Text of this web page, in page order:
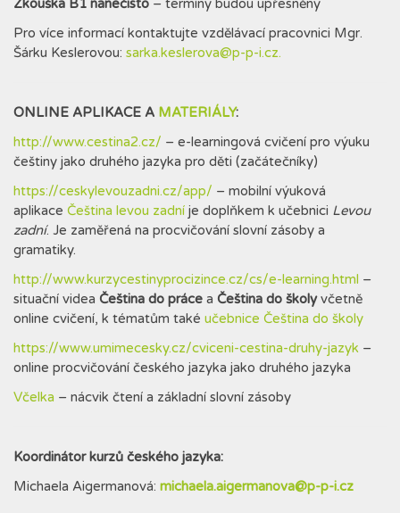
Zkouška B1 nanečisto – termíny budou upřesněny
Pro více informací kontaktujte vzdělávací pracovnici Mgr.
Šárku Keslerovou: sarka.keslerova@p-p-i.cz.
ONLINE APLIKACE A MATERIÁLY:
http://www.cestina2.cz/ – e-learningová cvičení pro výuku
češtiny jako druhého jazyka pro děti (začátečníky)
https://ceskylevouzadni.cz/app/ – mobilní výuková
aplikace Čeština levou zadní je doplňkem k učebnici Levou
zadní. Je zaměřená na procvičování slovní zásoby a
gramatiky.
http://www.kurzycestinyprocizince.cz/cs/e-learning.html –
situační videa Čeština do práce a Čeština do školyvčetně
online cvičení, k tématům také učebnice Čeština do školy
https://www.umimecesky.cz/cviceni-cestina-druhy-jazyk –
online procvičování českého jazyka jako druhého jazyka
Včelka – nácvik čtení a základní slovní zásoby
Koordinátor kurzů českého jazyka:
Michaela Aigermanová: michaela.aigermanova@p-p-i.cz